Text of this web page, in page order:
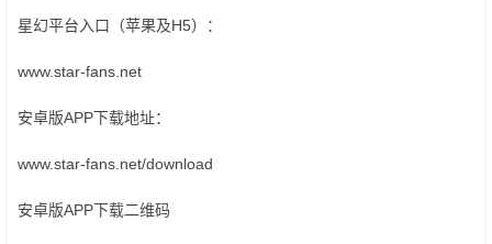
星幻平台入口（苹果及H5）：
www.star-fans.net
安卓版APP下载地址：
www.star-fans.net/download
安卓版APP下载二维码